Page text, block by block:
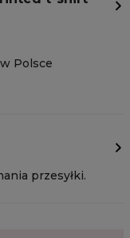
Polsce
przesyłki.